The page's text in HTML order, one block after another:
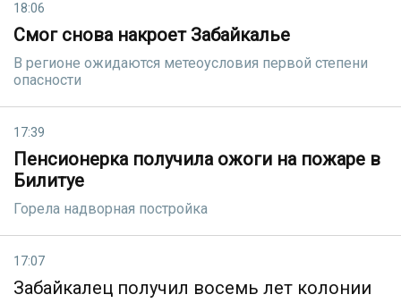
18:06
Смог снова накроет Забайкалье
В регионе ожидаются метеоусловия первой степени
опасности
17:39
Пенсионерка получила ожоги на пожаре в
Билитуе
Горела надворная постройка
17:07
Забайкалец получил восемь лет колонии